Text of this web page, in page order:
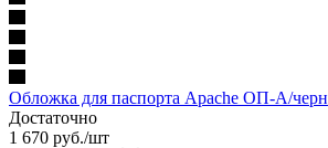
Обложка для паспорта Apache ОП-А/черн
Достаточно
1 670 руб./шт